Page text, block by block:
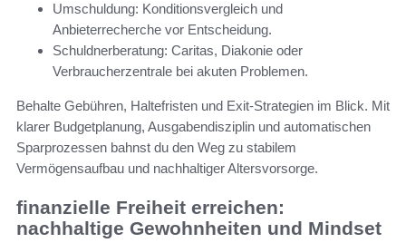
Umschuldung: Konditionsvergleich und
Anbieterrecherche vor Entscheidung.
Schuldnerberatung: Caritas, Diakonie oder
Verbraucherzentrale bei akuten Problemen.
Behalte Gebühren, Haltefristen und Exit-Strategien im Blick. Mit
klarer Budgetplanung, Ausgabendisziplin und automatischen
Sparprozessen bahnst du den Weg zu stabilem
Vermögensaufbau und nachhaltiger Altersvorsorge.
finanzielle Freiheit erreichen:
nachhaltige Gewohnheiten und Mindset